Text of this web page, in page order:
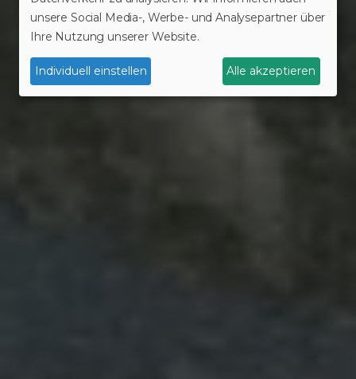
unsere Social Media-, Werbe- und Analysepartner über
Ihre Nutzung unserer Website.
Individuell einstellen Alle akzeptieren